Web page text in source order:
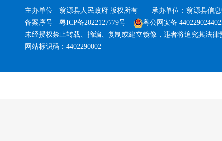
主办单位：翁源县人民政府 版权所有 承办单位：翁源县
备案序号： 粤ICP备2022127779号
粤公网安备
未经授权禁止转载、摘编、复制或建立镜像，违者将追究其法律
网站标识码：4402290002